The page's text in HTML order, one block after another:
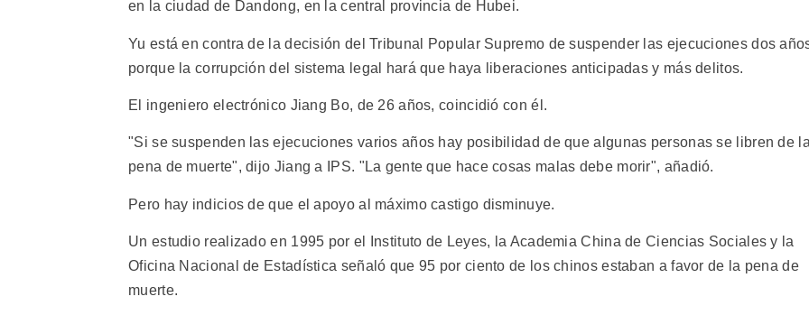
en la ciudad de Dandong, en la central provincia de Hubei.
Yu está en contra de la decisión del Tribunal Popular Supremo de suspender las ejecuciones dos
porque la corrupción del sistema legal hará que haya liberaciones anticipadas y más delitos.
El ingeniero electrónico Jiang Bo, de 26 años, coincidió con él.
"Si se suspenden las ejecuciones varios años hay posibilidad de que algunas personas se libren de
pena de muerte", dijo Jiang a IPS. "La gente que hace cosas malas debe morir", añadió.
Pero hay indicios de que el apoyo al máximo castigo disminuye.
Un estudio realizado en 1995 por el Instituto de Leyes, la Academia China de Ciencias Sociales y la
Oficina Nacional de Estadística señaló que 95 por ciento de los chinos estaban a favor de la pena de
muerte.